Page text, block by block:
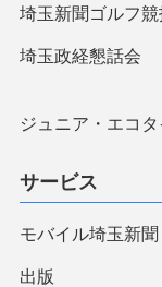
埼玉新聞ゴルフ競
埼玉政経懇話会
ジュニア・エコタ
サービス
モバイル埼玉新聞
出版